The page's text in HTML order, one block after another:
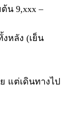
น 9,xxx –
งหลัง (เย็น
แต่เดินทางไป